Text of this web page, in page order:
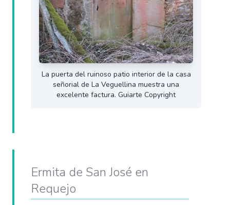
La puerta del ruinoso patio interior de la casa
señorial de La Veguellina muestra una
excelente factura. Guiarte Copyright
Ermita de San José en
Requejo